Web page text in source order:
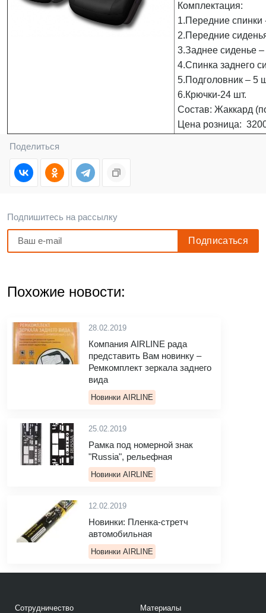
Комплектация:
1.Передние спинки
2.Передние
3.Заднее сиденье –
4.Спинка заднего
5.Подголовник – 5
6.Крючки-24 шт.
Состав: Жаккард
Цена розница:
Поделиться
Подпишитесь на рассылку
Похожие новости:
28.02.2019
Компания AIRLINE рада
представить Вам новинку –
Ремкомплект зеркала заднего
вида
Новинки AIRLINE
25.02.2019
Рамка под номерной знак
"Russia", рельефная
Новинки AIRLINE
12.02.2019
Новинки: Пленка-стретч
автомобильная
Новинки AIRLINE
Сотрудничество Материалы